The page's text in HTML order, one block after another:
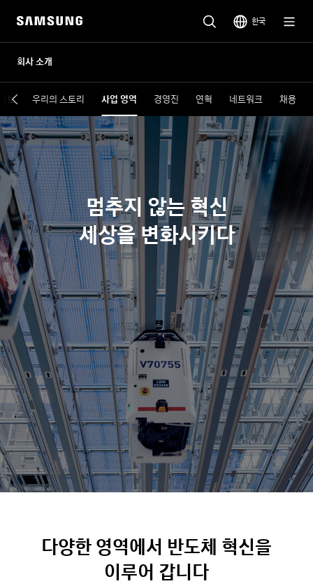
한국
회사 소개
보 우리의 스토리 사업 영역 경영진 연혁 네트워크 채용
멈추지 않는 혁신
세상을 변화시키다
다양한 영역에서 반도체 혁신을
이루어 갑니다